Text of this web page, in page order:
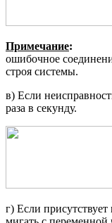
Примечание:
ошибочное
строя системы.
в) Если
раза в се­кунду.
г) Если